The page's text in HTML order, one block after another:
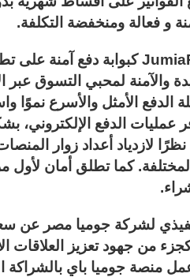
و فعالة ومنخفضة التكلفة.
لمحبي التسوق عبر
الدفع الأمثل والأسرع نموًا
عمليات الدفع الإلكتروني،
نظرًا لازدياد أعداد زوار
لشركة جوميا مصر عن
من جهود تعزيز العلاقات
منصة جوميا باي بالشراكة